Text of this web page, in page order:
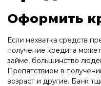
Оформить
Если нехватка средств
получение кредита
займе, большинство
Препятствием в
возраст и другие. Банк